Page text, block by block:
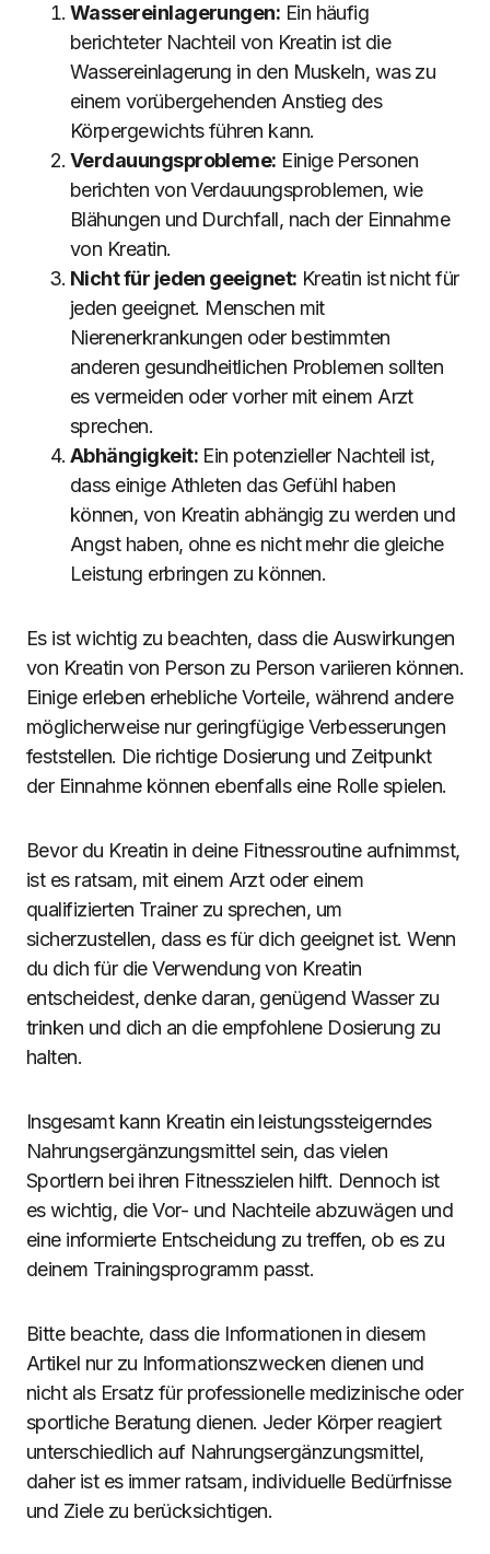
Wassereinlagerungen: Ein häufig
berichteter Nachteil von Kreatin ist die
Wassereinlagerung in den Muskeln, was zu
einem vorübergehenden Anstieg des
Körpergewichts führen kann.
Verdauungsprobleme: Einige Personen
berichten von Verdauungsproblemen, wie
Blähungen und Durchfall, nach der Einnahme
von Kreatin.
Nicht für jeden geeignet: Kreatin ist nicht für
jeden geeignet. Menschen mit
Nierenerkrankungen oder bestimmten
anderen gesundheitlichen Problemen sollten
es vermeiden oder vorher mit einem Arzt
sprechen.
Abhängigkeit:Ein potenzieller Nachteil ist,
dass einige Athleten das Gefühl haben
können, von Kreatin abhängig zu werden und
Angst haben, ohne es nicht mehr die gleiche
Leistung erbringen zu können.
Es ist wichtig zu beachten, dass die Auswirkungen
von Kreatin von Person zu Person variieren können.
Einige erleben erhebliche Vorteile, während andere
möglicherweise nur geringfügige Verbesserungen
feststellen. Die richtige Dosierung und Zeitpunkt
der Einnahme können ebenfalls eine Rolle spielen.
Bevor du Kreatin in deine Fitnessroutine aufnimmst,
ist es ratsam, mit einem Arzt oder einem
qualifizierten Trainer zu sprechen, um
sicherzustellen, dass es für dich geeignet ist. Wenn
du dich für die Verwendung von Kreatin
entscheidest, denke daran, genügend Wasser zu
trinken und dich an die empfohlene Dosierung zu
halten.
Insgesamt kann Kreatin ein leistungssteigerndes
Nahrungsergänzungsmittel sein, das vielen
Sportlern bei ihren Fitnesszielen hilft. Dennoch ist
es wichtig, die Vor- und Nachteile abzuwägen und
eine informierte Entscheidung zu treffen, ob es zu
deinem Trainingsprogramm passt.
Bitte beachte, dass die Informationen in diesem
Artikel nur zu Informationszwecken dienen und
nicht als Ersatz für professionelle medizinische oder
sportliche Beratung dienen. Jeder Körper reagiert
unterschiedlich auf Nahrungsergänzungsmittel,
daher ist es immer ratsam, individuelle Bedürfnisse
und Ziele zu berücksichtigen.